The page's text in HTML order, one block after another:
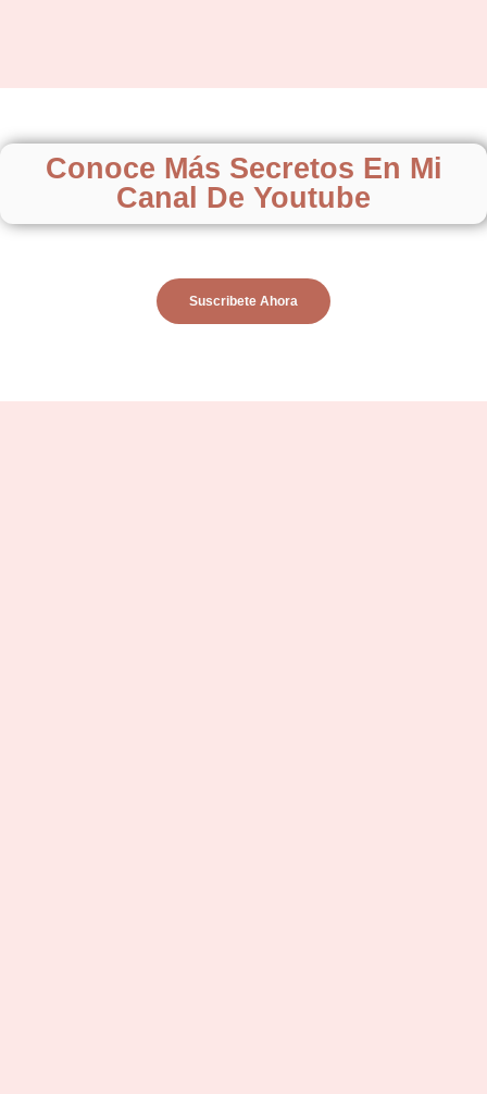
Conoce Más Secretos En Mi
Canal De Youtube
Suscribete Ahora